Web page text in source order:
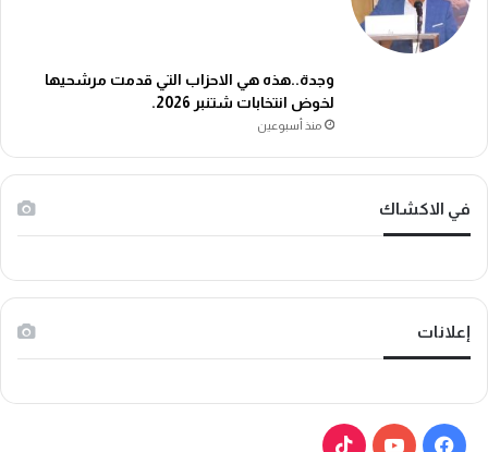
وجدة..هذه هي الاحزاب التي قدمت مرشحيها
لخوض انتخابات شتنبر 2026.
منذ أسبوعين
في الاكشاك
إعلانات
ف